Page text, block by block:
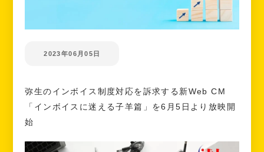
2023年06月05日
弥生のインボイス制度対応を訴求する新Web CM
「インボイスに迷える子羊篇」を6月5日より放映開
始